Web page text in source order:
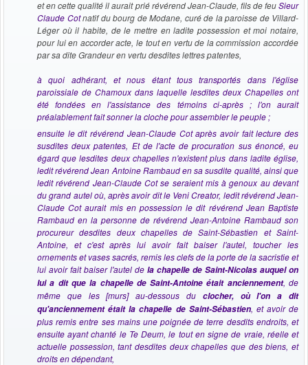
et en cette qualité il aurait prié révérend Jean-Claude, fils de feuSieur
Claude Cotnatif du bourg de Modane, curé de la paroisse de Villard-
Léger où il habite, de le mettre en ladite possession et moi notaire,
pour lui en accorder acte, le tout en vertu de la commission accordée
par sa dite Grandeur en vertu desdites lettres patentes,
à quoi adhérant, et nous étant tous transportés dans l'église
paroissiale de Chamoux dans laquelle lesdites deux Chapelles ont
été fondées en l'assistance des témoins ci-après ; l'on aurait
préalablement fait sonner la cloche pour assembler le peuple ;
ensuite le dit révérend Jean-Claude Cot après avoir fait lecture des
susdites deux patentes, Et de l'acte de procuration sus énoncé, eu
égard que lesdites deux chapelles n'existent plus dans ladite église,
ledit révérend Jean Antoine Rambaud en sa susdite qualité, ainsi que
ledit révérend Jean-Claude Cot se seraient mis à genoux au devant
du grand autel où, après avoir dit le Veni Creator, ledit révérend Jean-
Claude Cot aurait mis en possession le dit révérend Jean Baptiste
Rambaud en la personne de révérend Jean-Antoine Rambaud son
procureur desdites deux chapelles de Saint-Sébastien et Saint-
Antoine, et c'est après lui avoir fait baiser l'autel, toucher les
ornements et vases sacrés, remis les clefs de la porte de la sacristie et
lui avoir fait baiser l'autel de la chapelle de Saint-Nicolas auquel on
lui a dit que la chapelle de Saint-Antoine était anciennement, de
même que les [murs] au-dessous du clocher, où l'on a dit
qu'anciennement était la chapelle de Saint-Sébastien, et avoir de
plus remis entre ses mains une poignée de terre desdits endroits, et
ensuite ayant chanté le Te Deum, le tout en signe de vraie, réelle et
actuelle possession, tant desdites deux chapelles que des biens, et
droits en dépendant,